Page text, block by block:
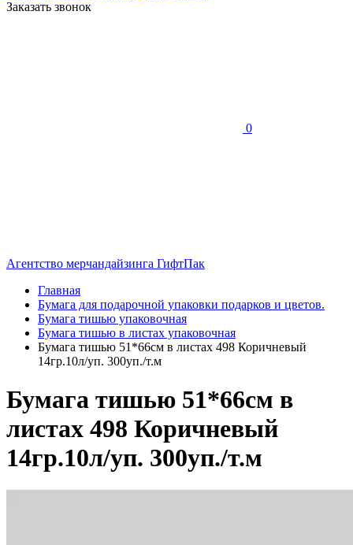
Заказать звонок
0
Агентство мерчандайзинга ГифтПак
Главная
Бумага для подарочной упаковки подарков и цветов.
Бумага тишью упаковочная
Бумага тишью в листах упаковочная
Бумага тишью 51*66см в листах 498 Коричневый
14гр.10л/уп. 300уп./т.м
Бумага тишью 51*66см в
листах 498 Коричневый
14гр.10л/уп. 300уп./т.м